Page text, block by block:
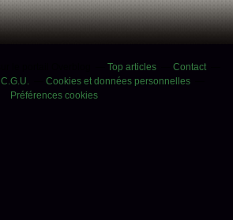
Top articles
Contact
C.G.U.
Cookies et données personnelles
Préférences cookies